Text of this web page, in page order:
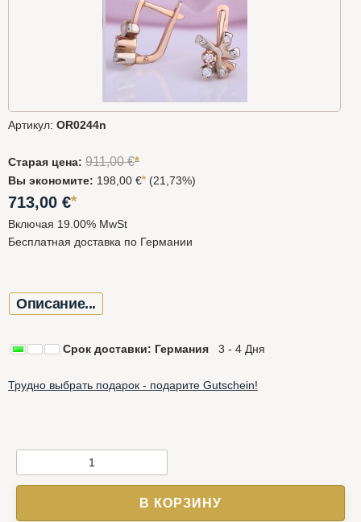
Артикул: OR0244n
Старая цена: 911,00€*
Вы экономите: 198,00 €* (21,73%)
713,00 €*
Включая 19.00% MwSt
Бесплатная доставка по Германии
Описание...
Срок доставки: Германия 3 - 4 Дня
Трудно выбрать подарок - подарите Gutschein!
В КОРЗИНУ